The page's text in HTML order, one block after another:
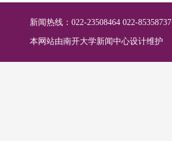
新闻热线：022-23508464 022-85358737
本网站由南开大学新闻中心设计维护